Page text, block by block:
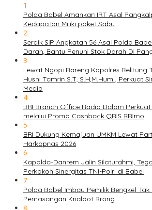
1
Polda Babel Amankan IRT Asal
Kedapatan Miliki paket Sabu
2
Serdik SIP Angkatan 56 Asal Polda
Darah, Bantu Penuhi Stok Darah Di
3
Lewat Ngopi Bareng Kapolres Belitung
Husni Tamrin S.T, S.H,M.Hum , Perkuat
Media
4
BRI Branch Office Radio Dalam
melalui Promo Cashback QRIS BRImo
5
BRI Dukung Kemajuan UMKM Lewat
Harkopnas 2026
6
Kapolda-Danrem Jalin Silaturahmi,
Perkokoh Sinergitas TNI-Polri di Babel
7
Polda Babel Imbau Pemilik Bengkel
Pemasangan Knalpot Brong
8